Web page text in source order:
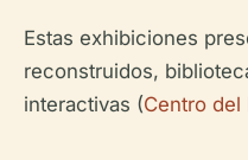
Estas exhibiciones
reconstruidos,
interactivas (Centro del